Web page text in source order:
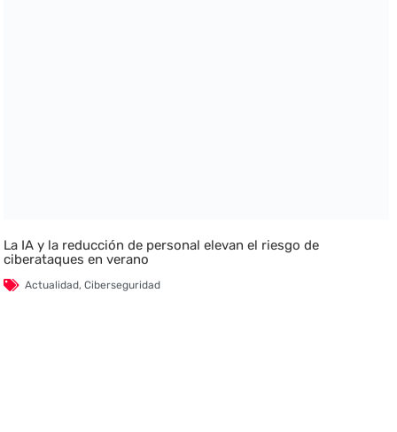
La IA y la reducción de personal elevan el riesgo de
ciberataques en verano
Actualidad,Ciberseguridad